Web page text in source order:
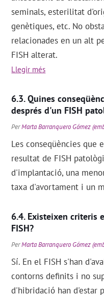
seminals, esterilitat
genètiques, etc. No
relacionades en un alt
FISH alterat.
Llegir més
Quines
després d'un FISH
PerMarta Barranquero Gómez
Les conseqüències que
resultat de FISH
d'implantació, una
taxa d'avortament i un
Existeixen criteris
FISH?
PerMarta Barranquero Gómez
Sí. En el FISH s'han
contorns definits i no
d'hibridació han d'estar